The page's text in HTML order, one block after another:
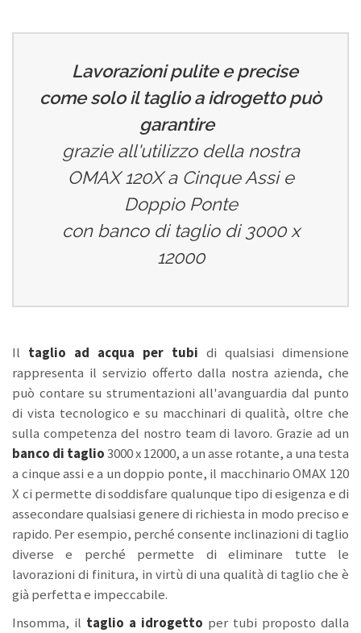
Lavorazioni pulite e precise
come solo il taglio a idrogetto può
garantire
grazie all'utilizzo della nostra
OMAX 120X a Cinque Assi e
Doppio Ponte
con banco di taglio di 3000 x
12000
Il taglio ad acqua per tubi di qualsiasi dimensione
rappresenta il servizio offerto dalla nostra azienda, che
può contare su strumentazioni all'avanguardia dal punto
di vista tecnologico e su macchinari di qualità, oltre che
sulla competenza del nostro team di lavoro. Grazie ad un
banco di taglio3000 x 12000, a un asse rotante, a una testa
a cinque assi e a un doppio ponte, il macchinario OMAX 120
X ci permette di soddisfare qualunque tipo di esigenza e di
assecondare qualsiasi genere di richiesta in modo preciso e
rapido. Per esempio, perché consente inclinazioni di taglio
diverse e perché permette di eliminare tutte le
lavorazioni di finitura, in virtù di una qualità di taglio che è
già perfetta e impeccabile.
Insomma, il taglio a idrogetto per tubi proposto dalla